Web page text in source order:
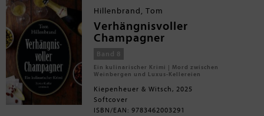
Leutnant Marugg, die Spur aufnehmen.
Als nur wenig später ein Mord vor einer
abgelegenen Alphütte die beiden auf
eine völlig neue Fährte führt, stehen
alle bisherigen Vermutungen plötzlich
auf dem Prüfstand.
Hillenbrand, Tom
Verhängnisvoller
Champagner
Band 8
Ein kulinarischer Krimi | Mord zwischen
Weinbergen und Luxus-Kellereien
Kiepenheuer & Witsch, 2025
Softcover
ISBN/EAN: 9783462003291